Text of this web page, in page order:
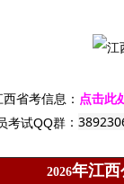
省考信息： 点击此
：
2026年江